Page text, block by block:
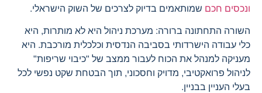
ונכסים חכם שמותאמים בדיוק לצרכים של השוק הישראלי.
השורה התחתונה ברורה: מערכת ניהול היא לא מותרות, היא
כלי עבודה הישרדותי בסביבה הנדסית וכלכלית מורכבת. היא
מעניקה למנהל את הכוח לעבור ממצב של "כיבוי שריפות"
לניהול פרואקטיבי, מדויק וחסכוני, תוך הבטחת שקט נפשי לכל
בעלי העניין בבניין.